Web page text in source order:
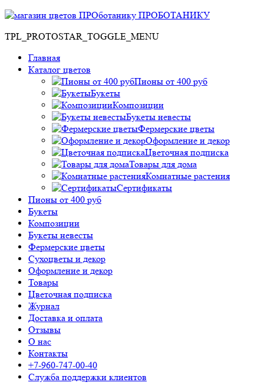
ПРОБОТАНИКУ
TPL_PROTOSTAR_TOGGLE_MENU
Главная
Каталог цветов
Пионы от 400 руб
Букеты
Композиции
Букеты невесты
Фермерские цветы
Оформление и декор
Цветочная подписка
Товары для дома
Комнатные растения
Сертификаты
Пионы от 400 руб
Букеты
Композиции
Букеты невесты
Фермерские цветы
Сухоцветы и декор
Оформление и декор
Товары
Цветочная подписка
Журнал
Доставка и оплата
Отзывы
О нас
Контакты
+7-960-747-00-40
Служба поддержки клиентов